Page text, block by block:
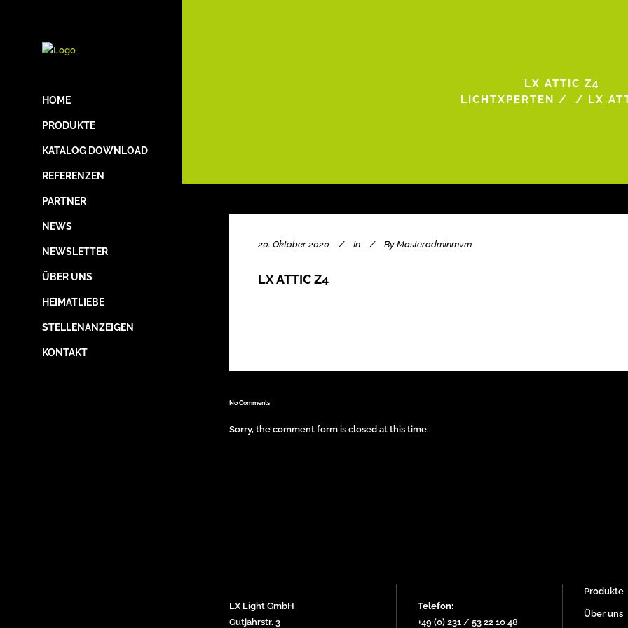
HOME
PRODUKTE
KATALOG DOWNLOAD
REFERENZEN
PARTNER
NEWS
NEWSLETTER
ÜBER UNS
HEIMATLIEBE
STELLENANZEIGEN
KONTAKT
LX ATTIC Z4
LICHTXPERTEN / / LX
20. Oktober 2020 In By Masteradminmvm
LX ATTIC Z4
No Comments
Sorry, the comment form is closed at this time.
LX Light GmbH
Gutjahrstr. 3
Telefon:
+49 (0) 231 / 53 22 10 48
Produkte
Über uns